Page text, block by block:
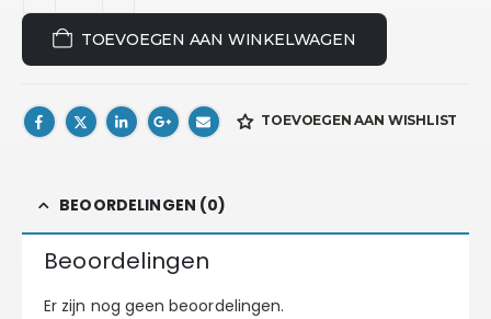
TOEVOEGEN AAN WINKELWAGEN
TOEVOEGEN AAN WISHLIST
BEOORDELINGEN (0)
Beoordelingen
Er zijn nog geen beoordelingen.